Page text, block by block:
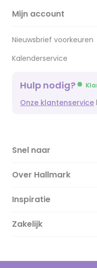
Mijn account
Nieuwsbrief voorkeuren
Kalenderservice
Hulp nodig?
Onze klantenservice
Snel naar
Over Hallmark
Over ons
Duurzaamheid
Inspiratie
Magazine
Cadeau inspiratie
Zakelijk